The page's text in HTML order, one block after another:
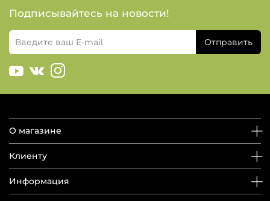
Подписывайтесь на новости!
Отправить
О магазине
Клиенту
Информация